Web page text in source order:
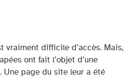
vraiment difficile d’accès. Mais,
ont fait l’objet d’une
page du site leur a été